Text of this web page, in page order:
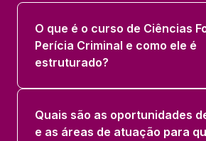
PERÍCIA DOCUMENTAL E
36 horas
O que é o curso de Ciências
Perícia Criminal e como ele é
estruturado?
Quais são as oportunidades
e as áreas de atuação para